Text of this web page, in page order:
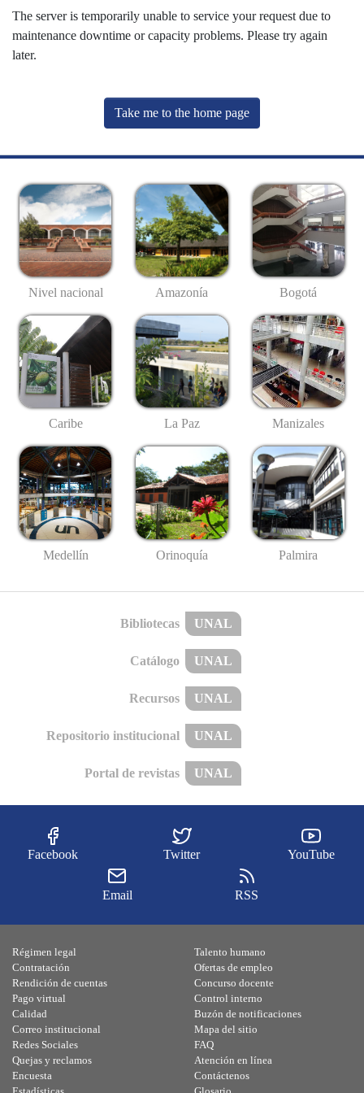
The server is temporarily unable to service your request due to
maintenance downtime or capacity problems. Please try again
later.
Take me to the home page
Nivel nacional Amazonía Bogotá
Caribe La Paz Manizales
Medellín Orinoquía Palmira
Bibliotecas UNAL
Catálogo UNAL
Recursos UNAL
Repositorio institucional UNAL
Portal de revistas UNAL
Facebook Twitter YouTube
Email RSS
Régimen legal
Contratación
Rendición de cuentas
Pago virtual
Calidad
Talento humano
Ofertas de empleo
Concurso docente
Control interno
Buzón de notificaciones
Correo institucional
Redes Sociales
Quejas y reclamos
Encuesta
Mapa del sitio
FAQ
Atención en línea
Contáctenos